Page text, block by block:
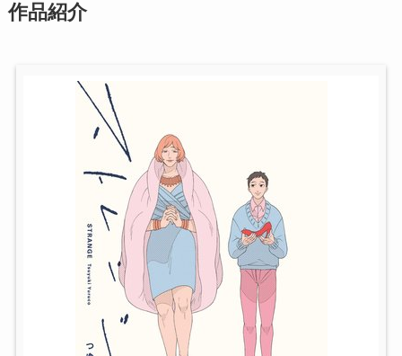
作品紹介